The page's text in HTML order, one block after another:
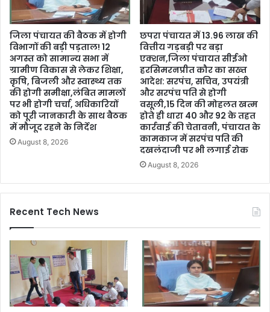
जिला पंचायत की बैठक में होगी
विभागों की बड़ी पड़ताल! 12
अगस्त को सामान्य सभा में
ग्रामीण विकास से लेकर शिक्षा,
कृषि, बिजली और स्वास्थ्य तक
की होगी समीक्षा,लंबित मामलों
पर भी होगी चर्चा, अधिकारियों
को पूरी जानकारी के साथ बैठक
में मौजूद रहने के निर्देश
August 8, 2026
छपरा पंचायत में 13.96 लाख की
वित्तीय गड़बड़ी पर बड़ा
एक्शन,जिला पंचायत सीईओ
हरसिमरनप्रीत कौर का सख्त
आदेश: सरपंच, सचिव, उपयंत्री
और सरपंच पति से होगी
वसूली,15 दिन की मोहलत खत्म
होते ही धारा 40 और 92 के तहत
कार्रवाई की चेतावनी, पंचायत के
कामकाज में सरपंच पति की
दखलंदाजी पर भी लगाई रोक
August 8, 2026
Recent Tech News